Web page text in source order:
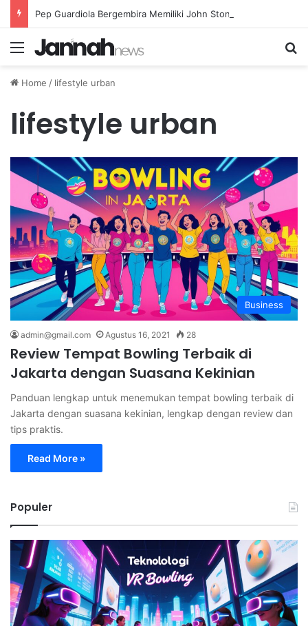
Menu
Home / lifestyle urban
lifestyle urban
Business
admin@gmail.com Agustus 16, 2021 28
Review Tempat Bowling Terbaik di
Jakarta dengan Suasana Kekinian
Panduan lengkap untuk menemukan tempat bowling terbaik di
Jakarta dengan suasana kekinian, lengkap dengan review dan
tips praktis.
Read More »
Populer